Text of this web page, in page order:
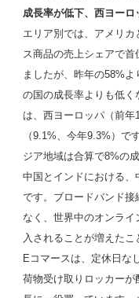
成長率が低下、西ヨー
エリア別では、アメリ
ス商品の売上シェアで
ましたが、昨年の58%
の国の成長率よりも低
は、西ヨーロッパ（前
（9.1%、今年9.3%）で
ジア地域は合算で8%の
中国とインドにおける
です。ブロードバンド
なく、世界中のオンラ
入されることが増えた
Eコマースは、定休日な
荷物受け取りロッカー